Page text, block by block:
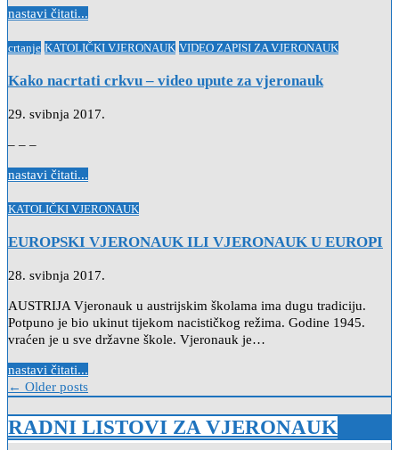
nastavi čitati...
Posted
crtanje KATOLIČKI VJERONAUK VIDEO ZAPISI ZA VJERONAUK
Kako nacrtati crkvu – video upute za vjeronauk
29. svibnja 2017.
– – –
nastavi čitati...
Posted
KATOLIČKI VJERONAUK
EUROPSKI VJERONAUK ILI VJERONAUK U EUROPI
28. svibnja 2017.
AUSTRIJA Vjeronauk u austrijskim školama ima dugu tradiciju.
Potpuno je bio ukinut tijekom nacističkog režima. Godine 1945.
vraćen je u sve državne škole. Vjeronauk je…
nastavi čitati...
Navigacija
objava
← Older posts
RADNI LISTOVI ZA VJERONAUK